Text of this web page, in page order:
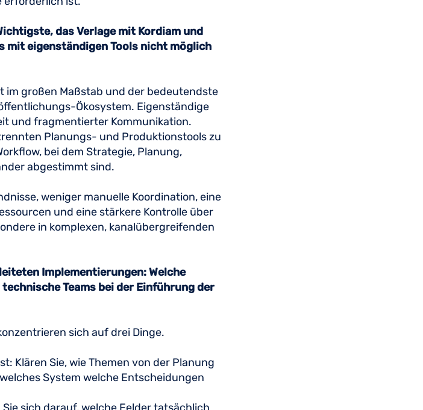
das Verlage mit Kordiam und
mit eigenständigen Tools nicht möglich
im großen Maßstab und der bedeutendste
Ökosystem. Eigenständige
und fragmentierter Kommunikation.
Planungs- und Produktionstools zu
bei dem Strategie, Planung,
abgestimmt sind.
weniger manuelle Koordination, eine
und eine stärkere Kontrolle über
in komplexen, kanalübergreifenden
Implementierungen: Welche
Teams bei der Einführung der
sich auf drei Dinge.
Klären Sie, wie Themen von der Planung
System welche Entscheidungen